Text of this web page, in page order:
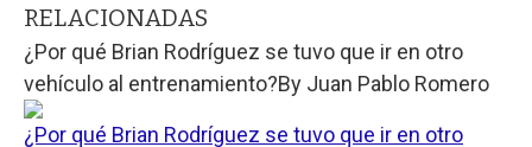
RELACIONADAS
¿Por qué Brian Rodríguez se tuvo que ir en otro
vehículo al entrenamiento?By Juan Pablo Romero
¿Por qué Brian Rodríguez se tuvo que ir en otro